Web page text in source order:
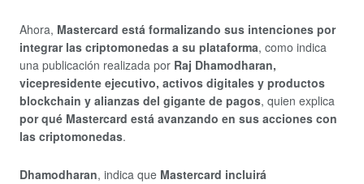
Ahora, Mastercard está formalizando sus intenciones por
integrar las criptomonedas a su plataforma, como indica
una publicación realizada por Raj Dhamodharan,
vicepresidente ejecutivo, activos digitales y productos
blockchain y alianzas del gigante de pagos, quien explica
por qué Mastercard está avanzando en sus acciones con
las criptomonedas.
Dhamodharan, indica que Mastercard incluirá